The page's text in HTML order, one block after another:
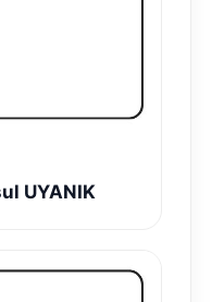
UYANIK